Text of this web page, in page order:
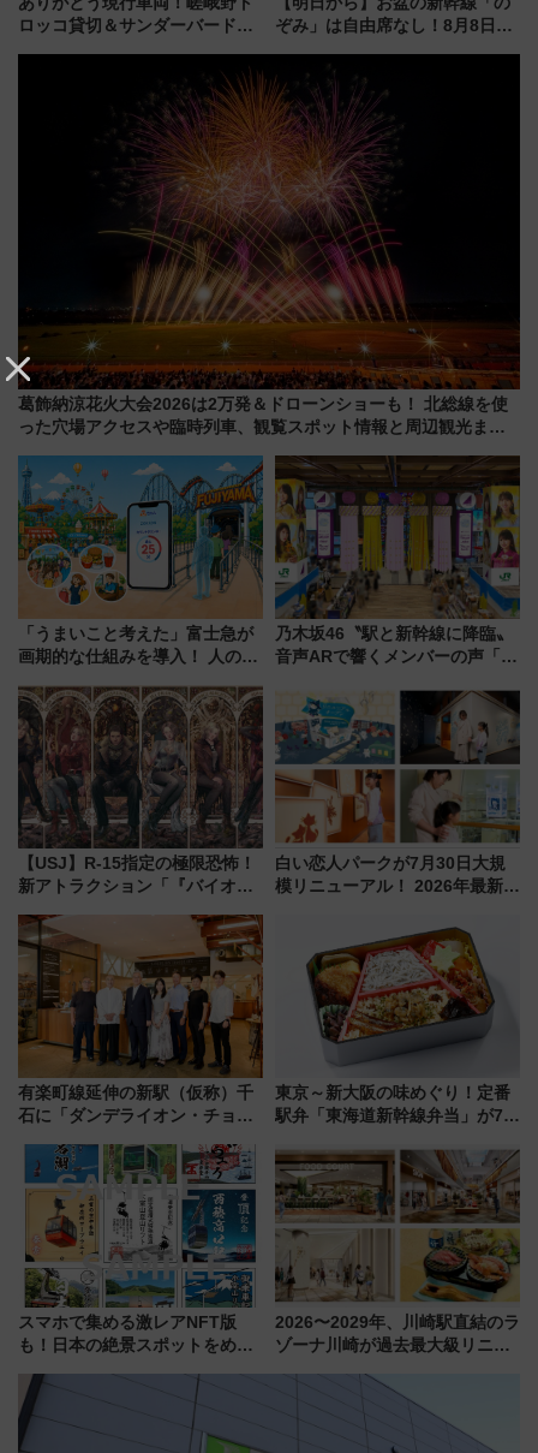
ロッコ貸切＆サンダーバードレ
斉藤雪乃＆福原トシヒロと行
く！9月13日「京都の鉄道満喫
ぞみ」は自由席なし！8月8日午
せば空きが見つかることも 混
雑避ける「空席」探しのコツ
葛飾納涼花火大会2026は2万発＆ドローンショーも！ 北総線を使
った穴場アクセスや臨時列車、観覧スポット情報と周辺観光まと
「うまいこと考えた」富士急が
画期的な仕組みを導入！ 人のか
ん」始動
乃木坂46〝駅と新幹線に降臨〟
音声ARで響くメンバーの声「真
【USJ】R-15指定の極限恐怖！
新アトラクション「『バイオハ
ブ」今秋登場 ―予測不能の恐
怖に泣き叫べ―
白い恋人パークが7月30日大規
模リニューアル！ 2026年最新の
と料金・アクセスを徹底解説
（札幌市）
有楽町線延伸の新駅（仮称）千
石に「ダンデライオン・チョコ
1億円出資で挑む新時代のまちづ
くりとは？
東京～新大阪の味めぐり！定番
駅弁「東海道新幹線弁当」が7月
スマホで集める激レアNFT版
も！日本の絶景スポットをめぐ
ん)」企画がスタート
2026〜2029年、川崎駅直結のラ
ゾーナ川崎が過去最大級リニュ
「いつから何が変わるか」徹底